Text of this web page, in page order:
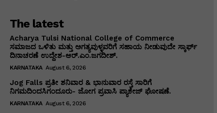
The latest
Acharya Tulsi National College of Commerce
ಸಮಾಜದ ಒಳಿತು ಮತ್ತು ಅಗತ್ಯವುಳ್ಳವರಿಗೆ ಸಹಾಯ ನೀಡುವುದೇ ಸ್ಕಾರ್ಫ್
ದಿನಾಚರಣೆ ಉದ್ದೇಶ-ಆರ್.ಎಂ.ಜಗದೀಶ್.
KARNATAKA August 6, 2026
Jog Falls ಪ್ರತೀ ಶನಿವಾರ & ಭಾನುವಾರ ರಸ್ತೆ ಸಾರಿಗೆ
ನಿಗಮದಿಂದಸಿಗಂದೂರು- ಜೋಗ ಪ್ರವಾಸಿ ಪ್ಯಾಕೇಜ್ ಘೋಷಣೆ.
KARNATAKA August 6, 2026